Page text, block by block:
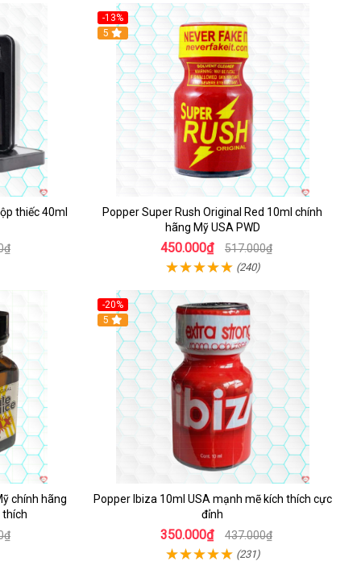
thiếc 40ml
-13%
Hot
5
Popper Super Rush Original Red 10ml chính
hãng Mỹ USA PWD
450.000₫ 517.000₫
(240)
chính hãng
thích
-20%
5
Popper Ibiza 10ml USA mạnh mẽ kích thích cực
đỉnh
350.000₫ 437.000₫
(231)